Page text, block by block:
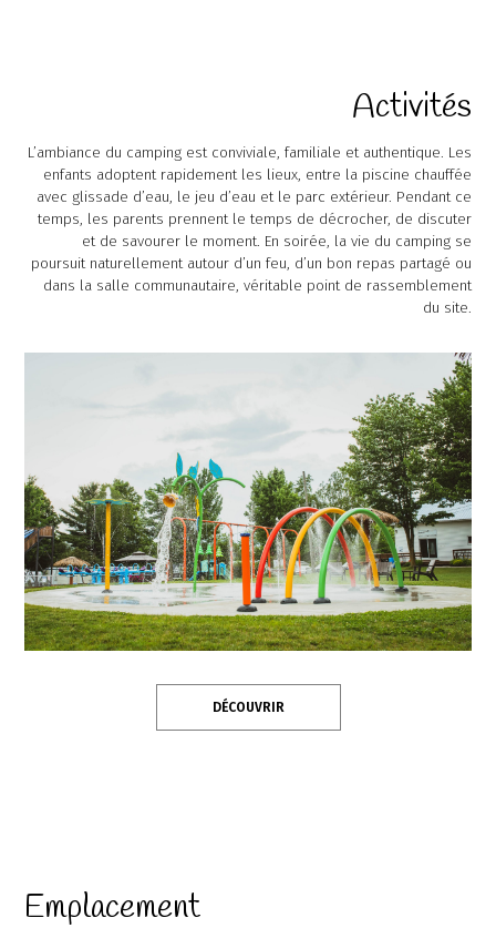
Activités
L’ambiance du camping est conviviale, familiale et authentique. Les
enfants adoptent rapidement les lieux, entre la piscine chauffée
avec glissade d’eau, le jeu d’eau et le parc extérieur. Pendant ce
temps, les parents prennent le temps de décrocher, de discuter
et de savourer le moment. En soirée, la vie du camping se
poursuit naturellement autour d’un feu, d’un bon repas partagé ou
dans la salle communautaire, véritable point de rassemblement
du site.
DÉCOUVRIR
Emplacement